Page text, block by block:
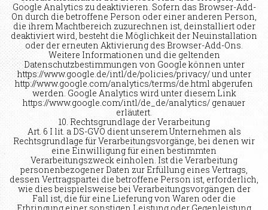
Google Analytics zu deaktivieren. Sofern das Browser-Add-
On durch die betroffene Person oder einer anderen Person,
die ihrem Machtbereich zuzurechnen ist, deinstalliert oder
deaktiviert wird, besteht die Möglichkeit der Neuinstallation
oder der erneuten Aktivierung des Browser-Add-Ons.
Weitere Informationen und die geltenden
Datenschutzbestimmungen von Google können unter
https://www.google.de/intl/de/policies/privacy/ und unter
http://www.google.com/analytics/terms/de.html abgerufen
werden. Google Analytics wird unter diesem Link
https://www.google.com/intl/de_de/analytics/ genauer
erläutert.
10. Rechtsgrundlage der Verarbeitung
Art. 6 I lit. a DS-GVO dient unserem Unternehmen als
Rechtsgrundlage für Verarbeitungsvorgänge, bei denen wir
eine Einwilligung für einen bestimmten
Verarbeitungszweck einholen. Ist die Verarbeitung
personenbezogener Daten zur Erfüllung eines Vertrags,
dessen Vertragspartei die betroffene Person ist, erforderlich,
wie dies beispielsweise bei Verarbeitungsvorgängen der
Fall ist, die für eine Lieferung von Waren oder die